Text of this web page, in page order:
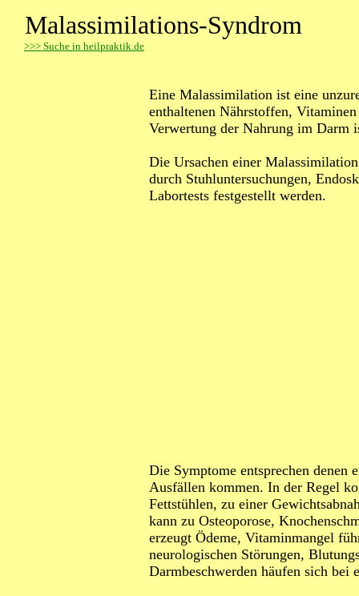
Malassimilations-Syndrom
>>> Suche in heilpraktik.de
Eine Malassimilation ist eine
enthaltenen Nährstoffen,
Verwertung der Nahrung im Darm
Die Ursachen einer
durch Stuhluntersuchungen,
Labortests festgestellt werden.
Die Symptome entsprechen denen
Ausfällen kommen. In der Regel
Fettstühlen, zu einer
kann zu Osteoporose,
erzeugt Ödeme, Vitaminmangel
neurologischen Störungen,
Darmbeschwerden häufen sich bei